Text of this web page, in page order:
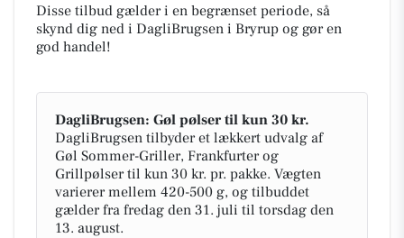
Disse tilbud gælder i en begrænset periode, så
skynd dig ned i DagliBrugsen i Bryrup og gør en
god handel!
DagliBrugsen: Gøl pølser til kun 30 kr.
DagliBrugsen tilbyder et lækkert udvalg af
Gøl Sommer-Griller, Frankfurter og
Grillpølser til kun 30 kr. pr. pakke. Vægten
varierer mellem 420-500 g, og tilbuddet
gælder fra fredag den 31. juli til torsdag den
13. august.